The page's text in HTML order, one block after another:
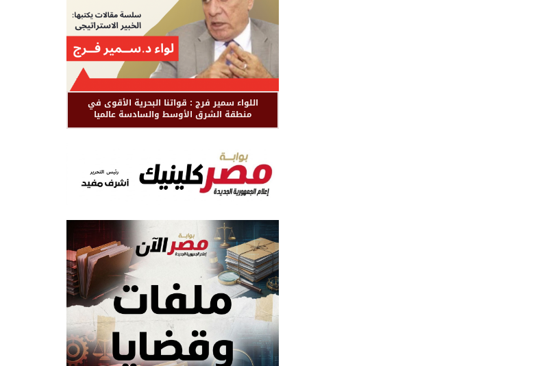
اللواء سمير فرج : قواتنا البحرية الأقوى في
منطقة الشرق الأوسط والسادسة عالميا